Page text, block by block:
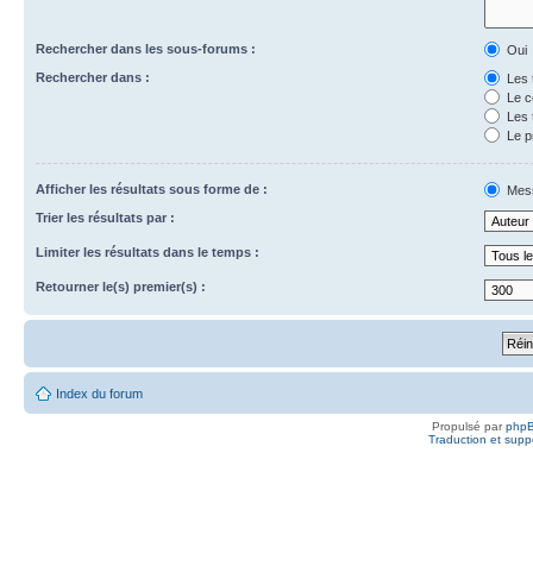
Rechercher dans les sous-forums :
Oui
Rechercher dans :
Les
Le
Les
Le
Afficher les résultats sous forme de :
Trier les résultats par :
Limiter les résultats dans le temps :
Retourner le(s) premier(s) :
Index du forum
Propulsé par
Traduction et